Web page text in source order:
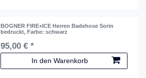
BOGNER FIRE+ICE Herren Badehose Sorin
bedruckt, Farbe: schwarz
95,00 € *
In den Warenkorb